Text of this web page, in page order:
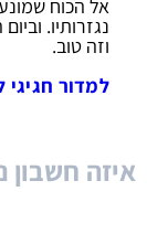
אל הכוח
נגזרותיו.
וזה טוב.
למדור חגיגי
איזה